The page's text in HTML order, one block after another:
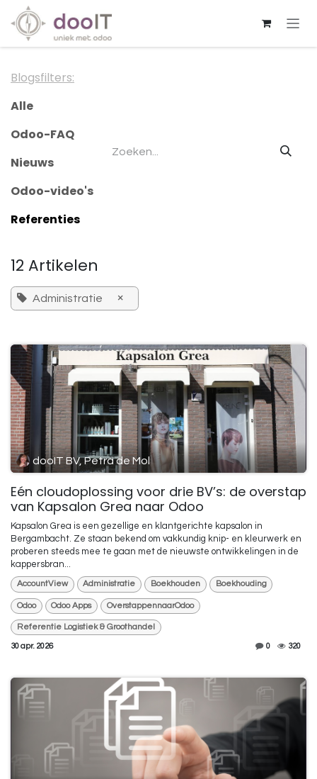
Overslaan naar inhoud
Blogsfilters:
Alle
Odoo-FAQ
Nieuws
Odoo-video's
Referenties
12 Artikelen
Administratie ×
dooIT BV, Petra de Mol
Eén cloudoplossing voor drie BV’s: de overstap
van Kapsalon Grea naar Odoo
Kapsalon Grea is een gezellige en klantgerichte kapsalon in
Bergambacht. Ze staan bekend om vakkundig knip- en kleurwerk en
proberen steeds mee te gaan met de nieuwste ontwikkelingen in de
kappersbran...
AccountView Administratie Boekhouden Boekhouding
Odoo Odoo Apps OverstappennaarOdoo
Referentie Logistiek & Groothandel
30 apr. 2026 0 320